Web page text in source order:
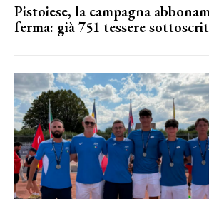
Pistoiese, la campagna
ferma: già 751 tessere